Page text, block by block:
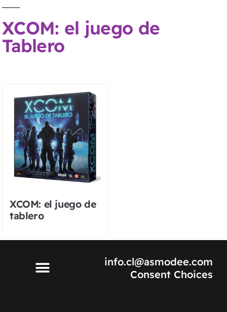
XCOM: el juego de
Tablero
XCOM: el juego de
tablero
info.cl@asmodee.com
Consent Choices